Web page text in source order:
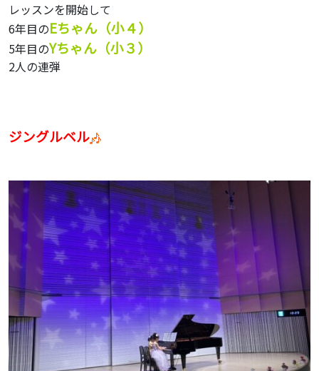
レッスンを開始して
6年目のEちゃん（小４）
5年目のYちゃん（小３）
2人の連弾
ジングルベル